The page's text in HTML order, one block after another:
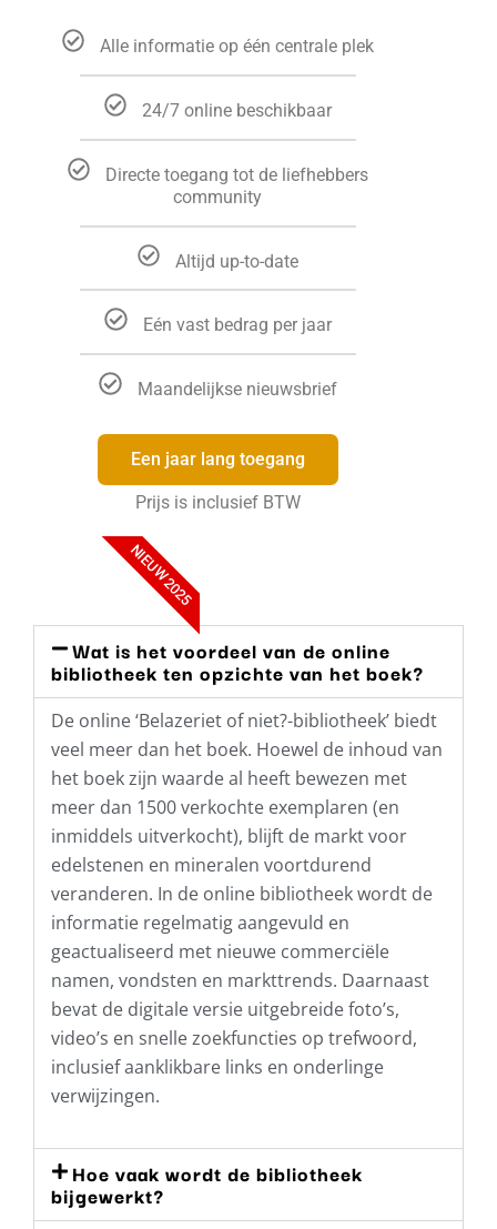
Alle informatie op één centrale plek
24/7 online beschikbaar
Directe toegang tot de liefhebbers
community
Altijd up-to-date
Eén vast bedrag per jaar
Maandelijkse nieuwsbrief
Een jaar lang toegang
Prijs is inclusief BTW
NIEUW 2025
Wat is het voordeel van de online
bibliotheek ten opzichte van het boek?
De online ‘Belazeriet of niet?-bibliotheek’ biedt
veel meer dan het boek. Hoewel de inhoud van
het boek zijn waarde al heeft bewezen met
meer dan 1500 verkochte exemplaren (en
inmiddels uitverkocht), blijft de markt voor
edelstenen en mineralen voortdurend
veranderen. In de online bibliotheek wordt de
informatie regelmatig aangevuld en
geactualiseerd met nieuwe commerciële
namen, vondsten en markttrends. Daarnaast
bevat de digitale versie uitgebreide foto’s,
video’s en snelle zoekfuncties op trefwoord,
inclusief aanklikbare links en onderlinge
verwijzingen.
Hoe vaak wordt de bibliotheek
bijgewerkt?